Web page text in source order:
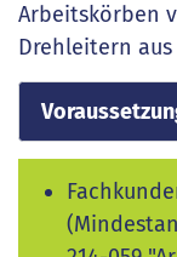
Arbeitskörben
Drehleitern